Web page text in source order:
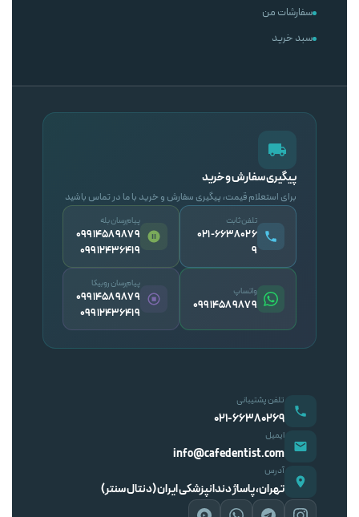
سفارشات من
سبد خرید
پیگیری سفارش و خرید
برای استعلام قیمت، پیگیری سفارش و خرید با ما در تماس باشید
تلفن ثابت
۰۲۱-۶۶۳۸۰۲۶
۹
پیام‌رسان بله
09914589879
09912436419
واتساپ
09914589879
پیام‌رسان روبیکا
09914589879
09912436419
تلفن پشتیبانی
۰۲۱-۶۶۳۸۰۲۶۹
ایمیل
info@cafedentist.com
آدرس
تهران، پاساژ دندانپزشکی ایران (دنتال سنتر)